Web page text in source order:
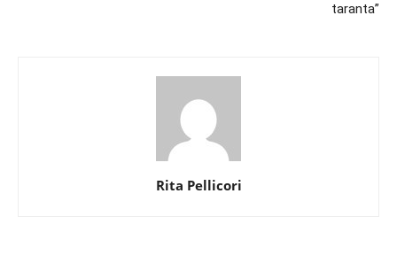
taranta”
Rita Pellicori